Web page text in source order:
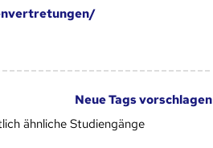
Neue Tags vorschlagen
ähnliche Studiengänge